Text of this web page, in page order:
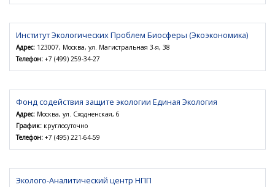
Институт Экологических Проблем Биосферы (Экоэкономика)
Адрес: 123007, Москва, ул. Магистральная 3-я, 38
Телефон: +7 (499) 259-34-27
Фонд содействия защите экологии Единая Экология
Адрес: Москва, ул. Сходненская, 6
График: круглосуточно
Телефон: +7 (495) 221-64-59
Эколого-Аналитический центр НПП